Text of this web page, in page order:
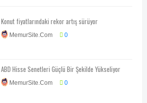
Konut fiyatlarındaki rekor artış sürüyor
MemurSite.Com 0
ABD Hisse Senetleri Güçlü Bir Şekilde Yükseliyor
MemurSite.Com 0